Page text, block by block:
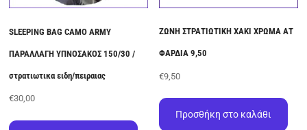
SLEEPING BAG CAMO ARMY
ΠΑΡΑΛΛΑΓΗ ΥΠΝΟΣΑΚΟΣ 150/30 /
στρατιωτικα ειδη/πειραιας
€30,00
ΖΩΝΗ ΣΤΡΑΤΙΩΤΙΚΗ ΧΑΚΙ ΧΡΩΜΑ ΑΤ
ΦΑΡΔΙΑ 9,50
€9,50
Προσθήκη στο καλάθι